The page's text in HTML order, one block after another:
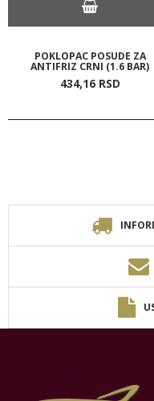
POKLOPAC POSUDE ZA
ANTIFRIZ CRNI (1.6 BAR)
434,16 RSD